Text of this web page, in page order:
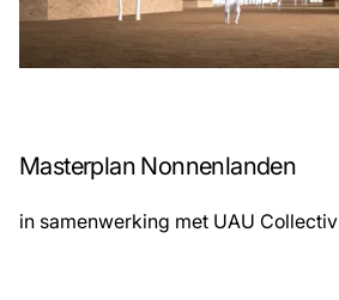
Masterplan Nonnenlanden
in samenwerking met UAU Collectiv